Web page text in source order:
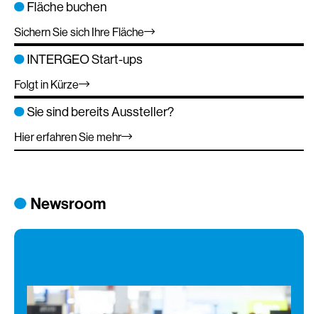
Fläche buchen
Sichern Sie sich Ihre Fläche
INTERGEO Start-ups
Folgt in Kürze
Sie sind bereits Aussteller?
Hier erfahren Sie mehr
Newsroom